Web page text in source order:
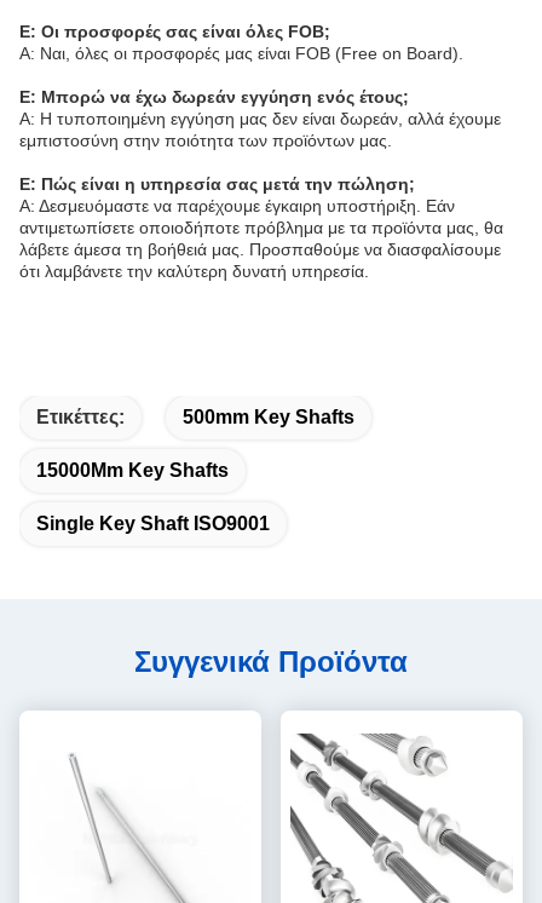
Ε: Οι προσφορές σας είναι όλες FOB;
Α: Ναι, όλες οι προσφορές μας είναι FOB (Free on Board).
Ε: Μπορώ να έχω δωρεάν εγγύηση ενός έτους;
Α: Η τυποποιημένη εγγύηση μας δεν είναι δωρεάν, αλλά έχουμε
εμπιστοσύνη στην ποιότητα των προϊόντων μας.
Ε: Πώς είναι η υπηρεσία σας μετά την πώληση;
Α: Δεσμευόμαστε να παρέχουμε έγκαιρη υποστήριξη. Εάν
αντιμετωπίσετε οποιοδήποτε πρόβλημα με τα προϊόντα μας, θα
λάβετε άμεσα τη βοήθειά μας. Προσπαθούμε να διασφαλίσουμε
ότι λαμβάνετε την καλύτερη δυνατή υπηρεσία.
Ετικέττες: 500mm Key Shafts
15000Mm Key Shafts
Single Key Shaft ISO9001
Συγγενικά Προϊόντα